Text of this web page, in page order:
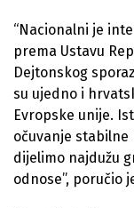
“Nacionalni je
prema Ustavu
Dejtonskog
su ujedno i
Evropske unije.
očuvanje stabilne
dijelimo najdužu
odnose”, poručio